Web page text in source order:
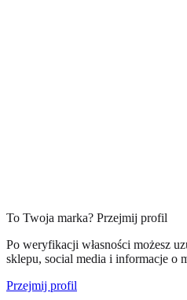
To Twoja marka? Przejmij profil
Po weryfikacji własności możesz
sklepu, social media i informacje o
Przejmij profil